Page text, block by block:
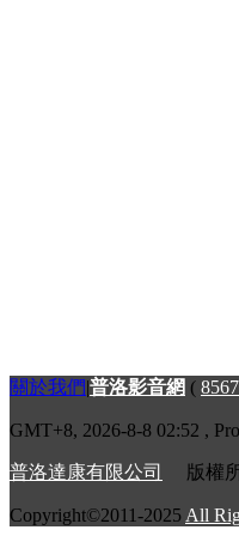
關於我們|普洛影音網 (
GMT+8, 2026-8-8 02:52 ,
普洛達康有限公司 版權
Copyright©2011-2025 All